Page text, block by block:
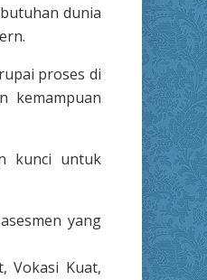
dunia
proses di
kemampuan
kunci untuk
yang
Vokasi Kuat,